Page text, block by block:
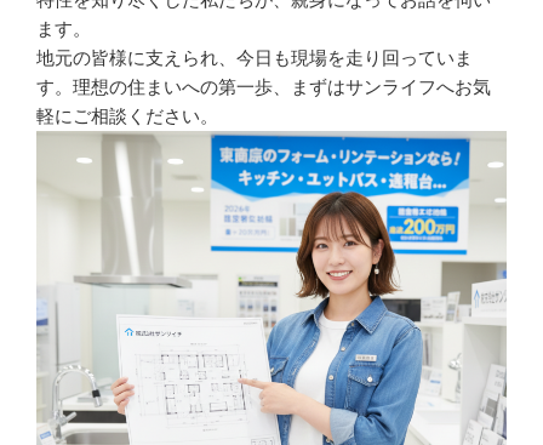
ます。
地元の皆様に支えられ、今日も現場を走り回っていま
す。理想の住まいへの第一歩、まずはサンライフへお気
軽にご相談ください。